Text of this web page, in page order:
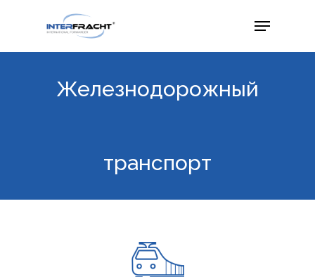
Железнодорожный
транспорт